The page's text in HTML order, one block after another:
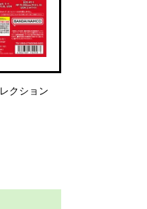
クション